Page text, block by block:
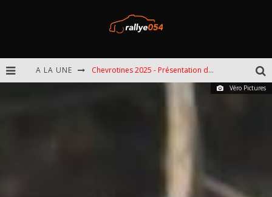
A LA UNE Chevrotines 2025 - Présentation de l'épreuve
EBR 2025 - Présentation de l'épreuve
Véro Pictures